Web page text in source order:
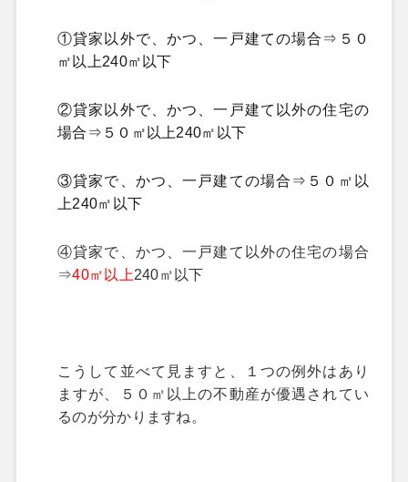
①貸家以外で、かつ、一戸建ての場合⇒５０
㎡以上240㎡以下
②貸家以外で、かつ、一戸建て以外の住宅の
場合⇒５０㎡以上240㎡以下
③貸家で、かつ、一戸建ての場合⇒５０㎡以
上240㎡以下
④貸家で、かつ、一戸建て以外の住宅の場合
⇒40㎡以上240㎡以下
こうして並べて見ますと、１つの例外はあり
ますが、５０㎡以上の不動産が優遇されてい
るのが分かりますね。